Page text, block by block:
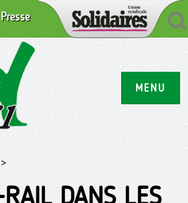
MENU
Presse
DANS LES